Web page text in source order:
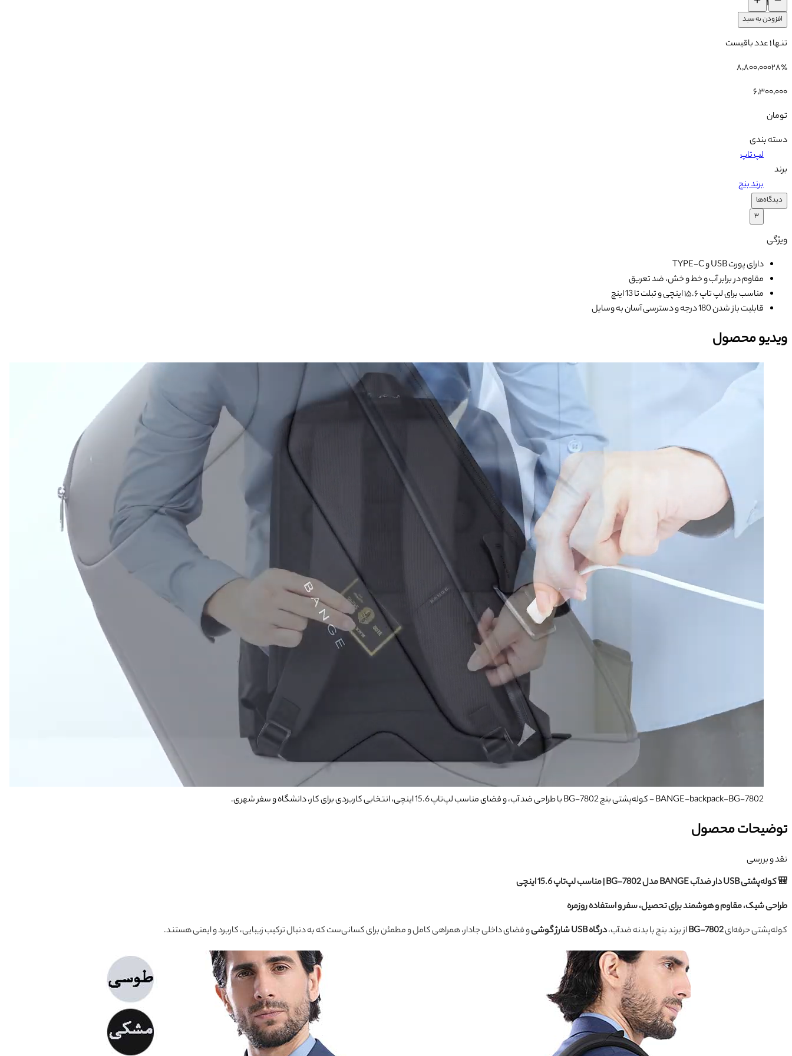
۱
افزودن به سبد
تنها۱عدد باقیست
۸٬۸۰۰٬۰۰۰۲۸٪
۶٬۳۰۰٬۰۰۰
تومان
دسته بندی
لپ تاپ
برند
برند بنج
دیدگاه‌ها
۳
ویژگی
دارای پورت USB و TYPE-C
مقاوم در برابر آب و خط و خش، ضد تعریق
مناسب برای لپ تاپ ۱۵.۶ اینچی و تبلت تا 13 اینچ
قابلیت باز شدن 180 درجه و دسترسی آسان به وسایل
ویدیو محصول
BANGE-backpack-BG-7802- کوله‌پشتی بنج BG-7802 با طراحی ضد آب، و فضای مناسب لپ‌تاپ 15.6 اینچی، انتخابی کاربردی برای کار، دانشگاه و سفر شهری.
توضیحات محصول
نقد و بررسی
🎒 کوله‌پشتی USB دار ضدآب BANGE مدل BG-7802 | مناسب لپ‌تاپ 15.6 اینچی
طراحی شیک، مقاوم و هوشمند برای تحصیل، سفر و استفاده روزمره
کوله‌پشتی حرفه‌ایBG-7802از برند بنج با بدنه ضدآب،درگاه USB شارژ گوشی و فضای داخلی جادار، همراهی کامل و مطمئن برای کسانی‌ست که به دنبال ترکیب زیبایی، کاربرد و ایمنی هستند.